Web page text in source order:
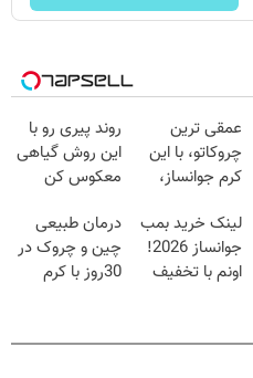
عمقی ترین
چروکاتو، با این
کرم جوانساز،
تخفیف سفارش
فوری)
روند پیری رو با
این روش گیاهی
معکوس کن
لینک خرید بمب
جوانساز 2026!
اونم با تخفیف
درمان طبیعی
چین و چروک در
30روز با کرم